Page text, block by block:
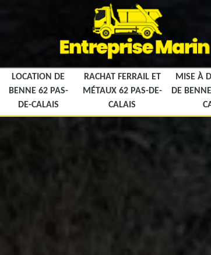
LOCATION DE
BENNE 62 PAS-
DE-CALAIS
RACHAT FERRAIL ET
MÉTAUX 62 PAS-DE-
CALAIS
MISE À
DE